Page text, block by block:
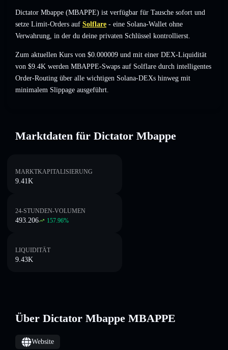
Dictator Mbappe (MBAPPE) ist verfügbar für Tausche sofort und
setze Limit-Orders auf Solflare - eine Solana-Wallet ohne
Verwahrung, in der du deine privaten Schlüssel kontrollierst.
Zum aktuellen Kurs von $0.000009 und mit einer DEX-Liquidität
von $9.4K werden MBAPPE-Swaps auf Solflare durch intelligentes
Order-Routing über alle wichtigen Solana-DEXs hinweg mit
minimalem Slippage ausgeführt.
Marktdaten für Dictator Mbappe
MARKTKAPITALISIERUNG
9.41K
24-STUNDEN-VOLUMEN
493.206 157.96%
LIQUIDITÄT
9.43K
Über Dictator Mbappe MBAPPE
Website